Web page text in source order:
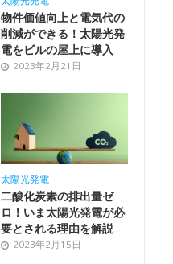
物件価値向上と電気代の
削減ができる！太陽光発
電をビルの屋上に導入
2023年2月21日
太陽光発電
二酸化炭素の排出量ゼ
ロ！いま太陽光発電が必
要とされる理由を解説
2023年2月15日